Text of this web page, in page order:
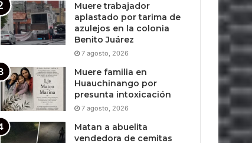
Muere trabajador
aplastado por tarima de
azulejos en la colonia
Benito Juárez
7 agosto, 2026
Muere familia en
Huauchinango por
presunta intoxicación
7 agosto, 2026
Matan a abuelita
vendedora de cemitas